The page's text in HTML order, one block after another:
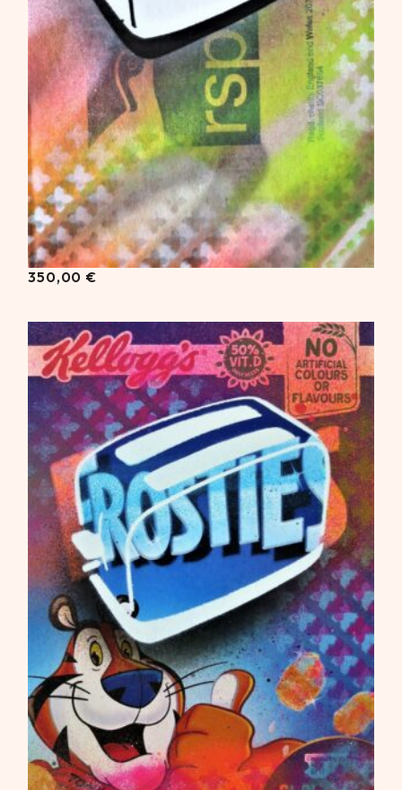
350,00
350,00 €
350,00 €